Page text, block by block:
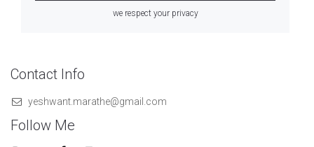
we respect your privacy
Contact Info
yeshwant.marathe@gmail.com
Follow Me